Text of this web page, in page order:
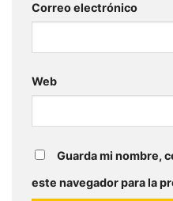
Correo electrónico
Web
Guarda mi nombre,
este navegador para la